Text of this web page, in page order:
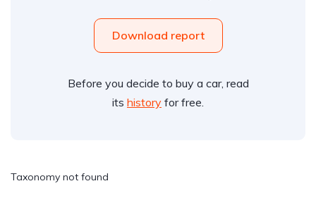
Download report
Before you decide to buy a car, read
its history for free.
Taxonomy not found